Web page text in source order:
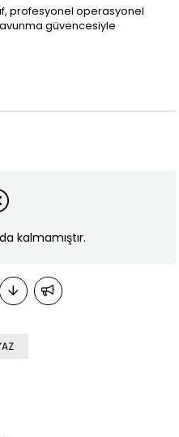
profesyonel operasyonel
güvencesiyle
kalmamıştır.